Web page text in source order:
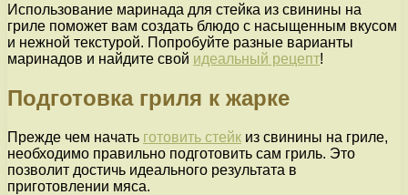
Использование маринада для стейка из свинины на
гриле поможет вам создать блюдо с насыщенным вкусом
и нежной текстурой. Попробуйте разные варианты
маринадов и найдите свой идеальный рецепт!
Подготовка гриля к жарке
Прежде чем начать готовить стейк из свинины на гриле,
необходимо правильно подготовить сам гриль. Это
позволит достичь идеального результата в
приготовлении мяса.